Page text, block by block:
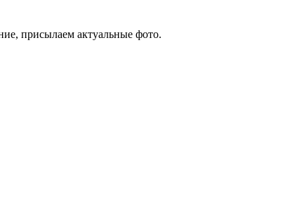
присылаем актуальные фото.